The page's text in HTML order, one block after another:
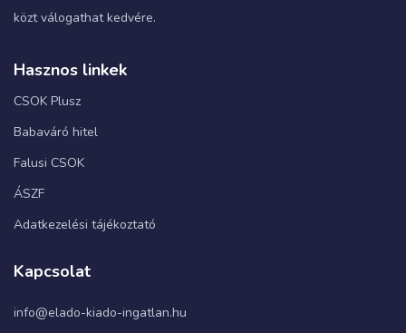
közt válogathat kedvére.
Hasznos linkek
CSOK Plusz
Babaváró hitel
Falusi CSOK
ÁSZF
Adatkezelési tájékoztató
Kapcsolat
info@elado-kiado-ingatlan.hu